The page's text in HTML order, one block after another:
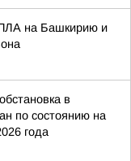
на Башкирию и
в
по состоянию на
года